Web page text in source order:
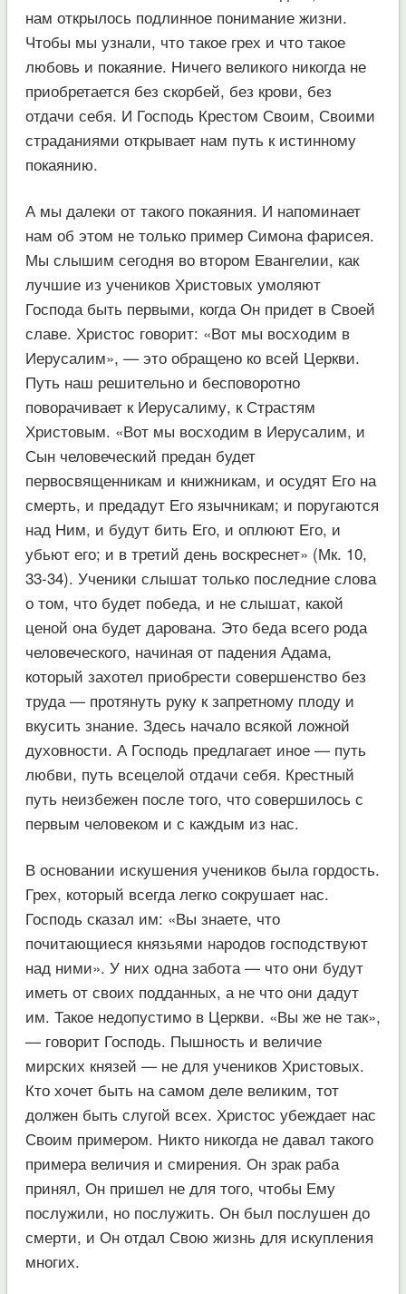
нам открылось подлинное понимание жизни.
Чтобы мы узнали, что такое грех и что такое
любовь и покаяние. Ничего великого никогда не
приобретается без скорбей, без крови, без
отдачи себя. И Господь Крестом Своим, Своими
страданиями открывает нам путь к истинному
покаянию.
А мы далеки от такого покаяния. И напоминает
нам об этом не только пример Симона фарисея.
Мы слышим сегодня во втором Евангелии, как
лучшие из учеников Христовых умоляют
Господа быть первыми, когда Он придет в Своей
славе. Христос говорит: «Вот мы восходим в
Иерусалим», — это обращено ко всей Церкви.
Путь наш решительно и бесповоротно
поворачивает к Иерусалиму, к Страстям
Христовым. «Вот мы восходим в Иерусалим, и
Сын человеческий предан будет
первосвященникам и книжникам, и осудят Его на
смерть, и предадут Его язычникам; и поругаются
над Ним, и будут бить Его, и оплюют Его, и
убьют его; и в третий день воскреснет» (Мк. 10,
33-34). Ученики слышат только последние слова
о том, что будет победа, и не слышат, какой
ценой она будет дарована. Это беда всего рода
человеческого, начиная от падения Адама,
который захотел приобрести совершенство без
труда — протянуть руку к запретному плоду и
вкусить знание. Здесь начало всякой ложной
духовности. А Господь предлагает иное — путь
любви, путь всецелой отдачи себя. Крестный
путь неизбежен после того, что совершилось с
первым человеком и с каждым из нас.
В основании искушения учеников была гордость.
Грех, который всегда легко сокрушает нас.
Господь сказал им: «Вы знаете, что
почитающиеся князьями народов господствуют
над ними». У них одна забота — что они будут
иметь от своих подданных, а не что они дадут
им. Такое недопустимо в Церкви. «Вы же не так»,
— говорит Господь. Пышность и величие
мирских князей — не для учеников Христовых.
Кто хочет быть на самом деле великим, тот
должен быть слугой всех. Христос убеждает нас
Своим примером. Никто никогда не давал такого
примера величия и смирения. Он зрак раба
принял, Он пришел не для того, чтобы Ему
послужили, но послужить. Он был послушен до
смерти, и Он отдал Свою жизнь для искупления
многих.